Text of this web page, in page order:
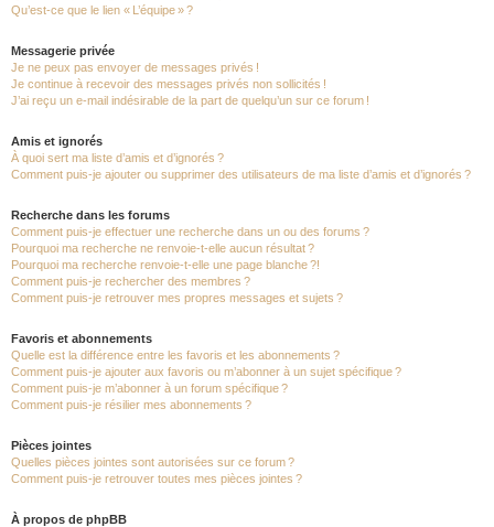
Qu’est-ce que le lien « L’équipe » ?
Messagerie privée
Je ne peux pas envoyer de messages privés !
Je continue à recevoir des messages privés non sollicités !
J’ai reçu un e-mail indésirable de la part de quelqu’un sur ce forum !
Amis et ignorés
À quoi sert ma liste d’amis et d’ignorés ?
Comment puis-je ajouter ou supprimer des utilisateurs de ma liste d’amis et d’ignorés ?
Recherche dans les forums
Comment puis-je effectuer une recherche dans un ou des forums ?
Pourquoi ma recherche ne renvoie-t-elle aucun résultat ?
Pourquoi ma recherche renvoie-t-elle une page blanche ?!
Comment puis-je rechercher des membres ?
Comment puis-je retrouver mes propres messages et sujets ?
Favoris et abonnements
Quelle est la différence entre les favoris et les abonnements ?
Comment puis-je ajouter aux favoris ou m’abonner à un sujet spécifique ?
Comment puis-je m’abonner à un forum spécifique ?
Comment puis-je résilier mes abonnements ?
Pièces jointes
Quelles pièces jointes sont autorisées sur ce forum ?
Comment puis-je retrouver toutes mes pièces jointes ?
À propos de phpBB